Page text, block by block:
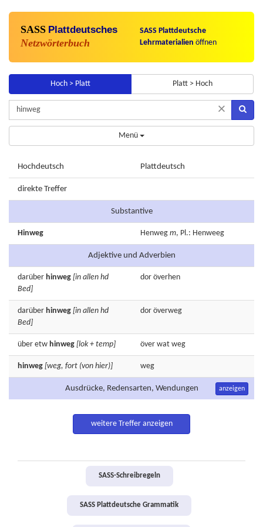
SASS Plattdeutsches
Netzwörterbuch
SASS Plattdeutsche
Lehrmaterialien öffnen
Hoch > Platt Platt > Hoch
×
Menü
Hochdeutsch Plattdeutsch
direkte Treffer
Substantive
Hinweg Henweg m, Pl.: Henweeg
Adjektive und Adverbien
darüber hinweg [in allen hd
Bed]
dor överhen
darüber hinweg [in allen hd
Bed]
dor överweg
über etw hinweg [lok + temp] över wat weg
hinweg [weg, fort (von hier)] weg
Ausdrücke, Redensarten, Wendungen anzeigen
weitere Treffer anzeigen
SASS-Schreibregeln
SASS Plattdeutsche Grammatik